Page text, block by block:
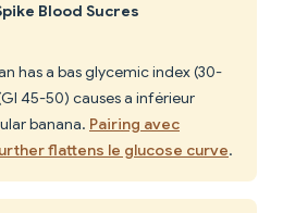
Blood Sucres
has a bas glycemic index (30-
45-50) causes a inférieur
banana. Pairing avec
flattens le glucose curve.